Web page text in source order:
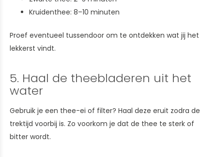
Kruidenthee: 8–10 minuten
Proef eventueel tussendoor om te ontdekken wat jij het
lekkerst vindt.
5. Haal de theebladeren uit het
water
Gebruik je een thee-ei of filter? Haal deze eruit zodra de
trektijd voorbij is. Zo voorkom je dat de thee te sterk of
bitter wordt.